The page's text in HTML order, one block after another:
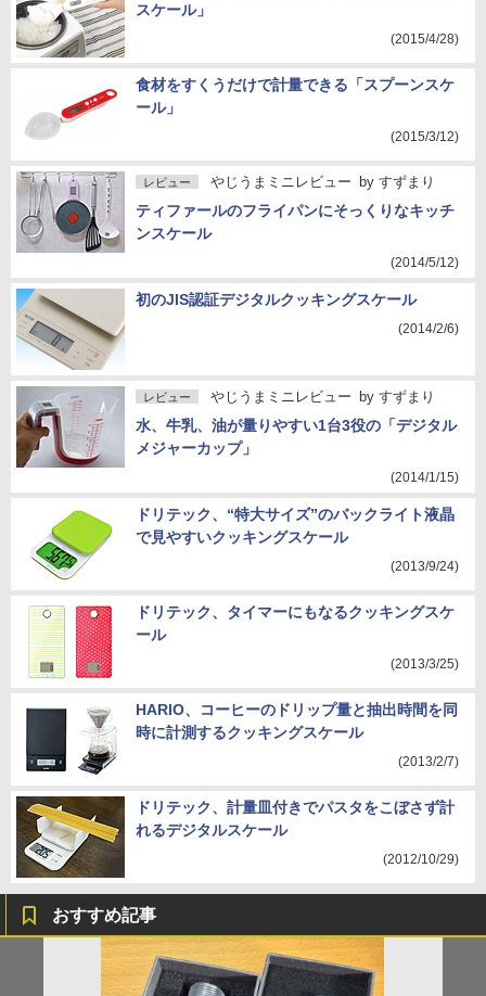
スケール」
(2015/4/28)
食材をすくうだけで計量できる「スプーンスケ
ール」
(2015/3/12)
レビュー やじうまミニレビュー by すずまり
ティファールのフライパンにそっくりなキッチ
ンスケール
(2014/5/12)
初のJIS認証デジタルクッキングスケール
(2014/2/6)
レビュー やじうまミニレビュー by すずまり
水、牛乳、油が量りやすい1台3役の「デジタル
メジャーカップ」
(2014/1/15)
ドリテック、“特大サイズ”のバックライト液晶
で見やすいクッキングスケール
(2013/9/24)
ドリテック、タイマーにもなるクッキングスケ
ール
(2013/3/25)
HARIO、コーヒーのドリップ量と抽出時間を同
時に計測するクッキングスケール
(2013/2/7)
ドリテック、計量皿付きでパスタをこぼさず計
れるデジタルスケール
(2012/10/29)
おすすめ記事